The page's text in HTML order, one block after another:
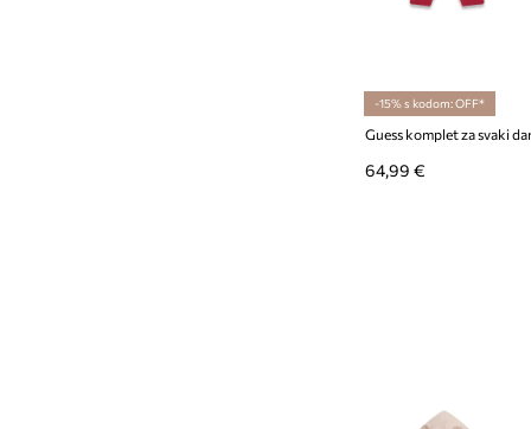
-15% s kodom: OFF*
64,99 €